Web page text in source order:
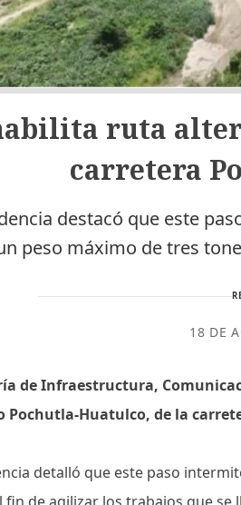
ruta
carretera
destacó que este
peso máximo de tres
18 DE
de Infraestructura,
Pochutla-Huatulco, de la
detalló que este paso